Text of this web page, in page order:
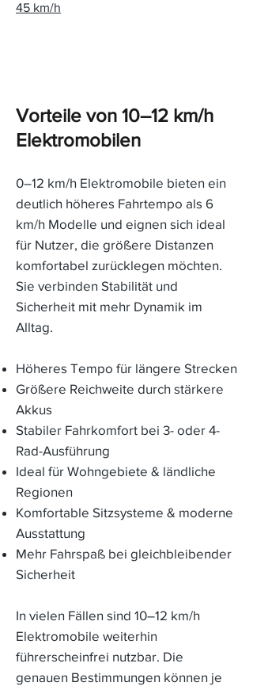
45 km/h
Vorteile von 10–12 km/h
Elektromobilen
0–12 km/h Elektromobile bieten ein
deutlich höheres Fahrtempo als 6
km/h Modelle und eignen sich ideal
für Nutzer, die größere Distanzen
komfortabel zurücklegen möchten.
Sie verbinden Stabilität und
Sicherheit mit mehr Dynamik im
Alltag.
Höheres Tempo für längere Strecken
Größere Reichweite durch stärkere
Akkus
Stabiler Fahrkomfort bei 3- oder 4-
Rad-Ausführung
Ideal für Wohngebiete & ländliche
Regionen
Komfortable Sitzsysteme & moderne
Ausstattung
Mehr Fahrspaß bei gleichbleibender
Sicherheit
In vielen Fällen sind 10–12 km/h
Elektromobile weiterhin
führerscheinfrei nutzbar. Die
genauen Bestimmungen können je